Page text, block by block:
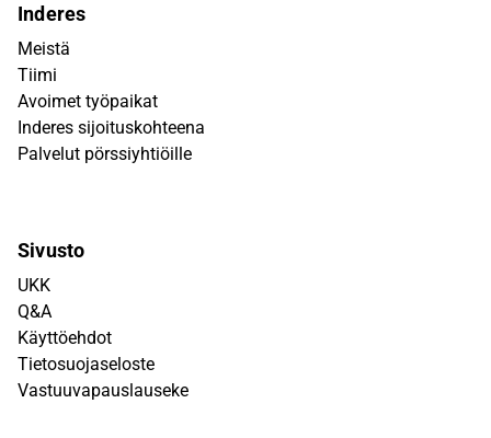
Inderes
Meistä
Tiimi
Avoimet työpaikat
Inderes sijoituskohteena
Palvelut pörssiyhtiöille
Sivusto
UKK
Q&A
Käyttöehdot
Tietosuojaseloste
Vastuuvapauslauseke